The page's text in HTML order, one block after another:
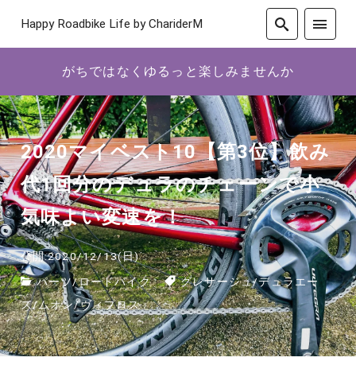
Happy Roadbike Life by ChariderM
がちではなくゆるっと楽しみませんか
2020マイベスト10【第3位】飲み
代1回分のデュラのチェーンで小
気味よい変速を！
公開:2020/12/13(日)
パーツ/ロードバイク グレサージュ/デュラエー
ス/ムオン/ヴィプロス